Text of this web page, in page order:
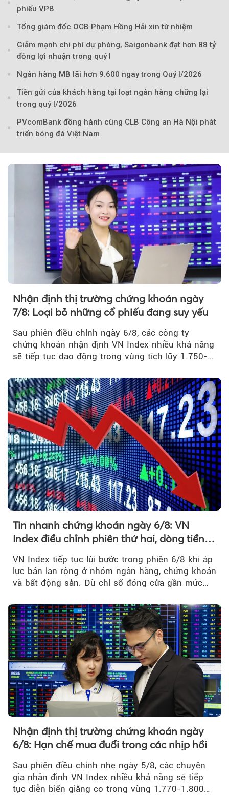
phiếu VPB
Tổng giám đốc OCB Phạm Hồng Hải xin từ nhiệm
Giảm mạnh chi phí dự phòng, Saigonbank đạt hơn 88 tỷ
đồng lợi nhuận trong quý I
Ngân hàng MB lãi hơn 9.600 ngay trong Quý I/2026
Tiền gửi của khách hàng tại loạt ngân hàng chững lại
trong quý I/2026
PVcomBank đồng hành cùng CLB Công an Hà Nội phát
triển bóng đá Việt Nam
Nhận định thị trường chứng khoán ngày
7/8: Loại bỏ những cổ phiếu đang suy yếu
Sau phiên điều chỉnh ngày 6/8, các công ty
chứng khoán nhận định VN Index nhiều khả năng
sẽ tiếp tục dao động trong vùng tích lũy 1.750-
Tin nhanh chứng khoán ngày 6/8: VN
Index điều chỉnh phiên thứ hai, dòng tiền
chờ phản ứng tại vùng MA20
VN Index tiếp tục lùi bước trong phiên 6/8 khi áp
lực bán lan rộng ở nhóm ngân hàng, chứng khoán
và bất động sản. Dù chỉ số đóng cửa gần mức
Nhận định thị trường chứng khoán ngày
6/8: Hạn chế mua đuổi trong các nhịp hồi
Sau phiên điều chỉnh nhẹ ngày 5/8, các chuyên
gia nhận định VN Index nhiều khả năng sẽ tiếp
tục diễn biến giằng co trong vùng 1.770-1.800